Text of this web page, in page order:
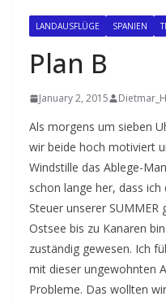
LANDAUSFLÜGE SPANIEN
Plan B
January 2, 2015
Als morgens um sieben
wir beide hoch motiviert
Windstille das Ablege-
schon lange her, dass
Steuer unserer
Ostsee bis zu Kanaren
zuständig gewesen. Ich
mit dieser ungewohnten
Probleme. Das wollten